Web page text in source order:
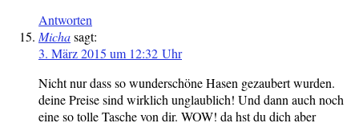
Antworten
Michasagt:
3. März 2015 um 12:32 Uhr
Nicht nur dass so wunderschöne Hasen gezaubert wurden.
deine Preise sind wirklich unglaublich! Und dann auch noch
eine so tolle Tasche von dir. WOW! da hst du dich aber